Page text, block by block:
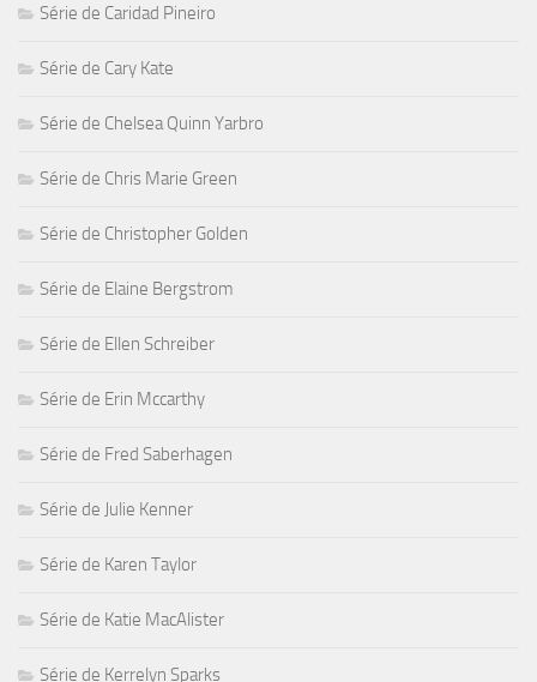
Série de Caridad Pineiro
Série de Cary Kate
Série de Chelsea Quinn Yarbro
Série de Chris Marie Green
Série de Christopher Golden
Série de Elaine Bergstrom
Série de Ellen Schreiber
Série de Erin Mccarthy
Série de Fred Saberhagen
Série de Julie Kenner
Série de Karen Taylor
Série de Katie MacAlister
Série de Kerrelyn Sparks